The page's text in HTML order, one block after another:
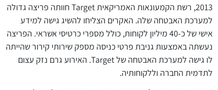
2013, רשת הקמעונאות האמריקאית Target חוותה פריצה גדולה
למערכת האבטחה שלה. האקרים הצליחו להשיג גישה למידע
אישי של כ-40 מיליון לקוחות, כולל מספרי כרטיסי אשראי. הפריצה
נעשתה באמצעות גניבת פרטי כניסה מספק שירותי קירור שהייתה
לו גישה למערכת האבטחה של Target. האירוע גרם נזק עצום
לתדמית החברה וללקוחותיה.